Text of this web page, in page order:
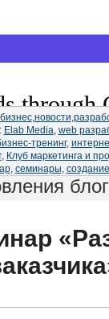
бизнес,новости,
Elab Media, web
тренинг,
, Клуб маркетинга и
, семинары,